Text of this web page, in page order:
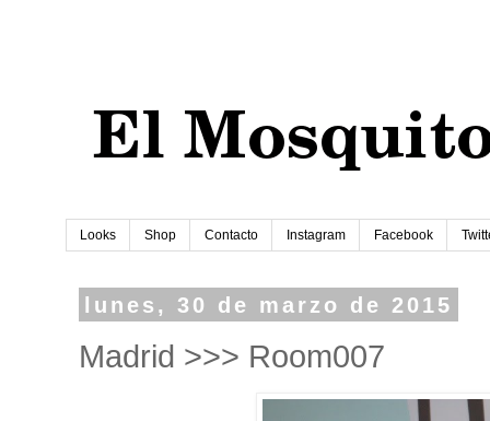
Looks Shop Contacto Instagram Facebook
lunes, 30 de marzo de 2015
Madrid >>> Room007